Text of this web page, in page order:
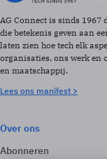
AG Connect is sinds 1967
die betekenis geven aan
laten zien hoe tech elk
organisaties, ons werk en
en maatschappij.
Lees ons manifest >
Over ons
Abonneren